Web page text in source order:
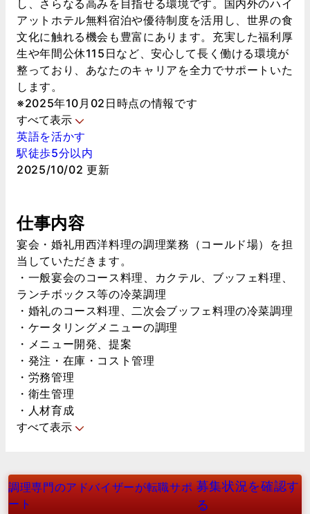
し、さらなる高みを目指せる環境です。国内外のハイ
アットホテル無料宿泊や優待制度を活用し、世界の食
文化に触れる機会も豊富にあります。充実した福利厚
生や年間公休115日など、安心して長く働ける環境が
整っており、あなたのキャリアを全力でサポートいた
します。
※2025年10月02日時点の情報です
すべて表示
英語を活かす
駅徒歩5分以内
2025/10/02 更新
仕事内容
宴会・婚礼用西洋料理の調理業務（コールド場）を担
当していただきます。
・一般宴会のコース料理、カクテル、ブッフェ料理、
ランチボックス等の冷菜調理
・婚礼のコース料理、二次会ブッフェ料理の冷菜調理
・ケータリングメニューの調理
・メニュー開発、提案
・発注・在庫・コスト管理
・労務管理
・衛生管理
・人材育成
すべて表示
調理専門のアドバイザーが転職サポ
ート
募集状況を確認す
る